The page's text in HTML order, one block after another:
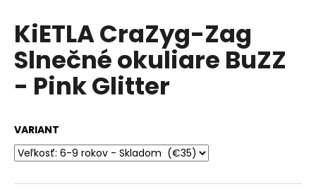
KiETLA CraZyg-Zag
Slnečné okuliare BuZZ
- Pink Glitter
VARIANT
j
s
ť
?
HĽADAŤ